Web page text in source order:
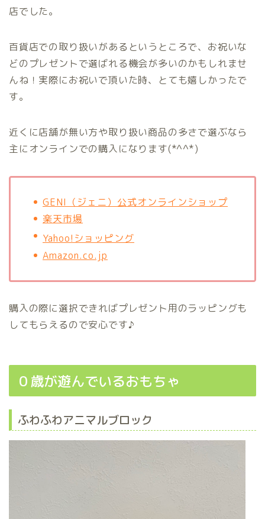
店でした。
百貨店での取り扱いがあるというところで、お祝いな
どのプレゼントで選ばれる機会が多いのかもしれませ
んね！実際にお祝いで頂いた時、とても嬉しかったで
す。
近くに店舗が無い方や取り扱い商品の多さで選ぶなら
主にオンラインでの購入になります(*^^*)
GENI（ジェニ）公式オンラインショップ
楽天市場
Yahoo!ショッピング
Amazon.co.jp
購入の際に選択できればプレゼント用のラッピングも
してもらえるので安心です♪
０歳が遊んでいるおもちゃ
ふわふわアニマルブロック